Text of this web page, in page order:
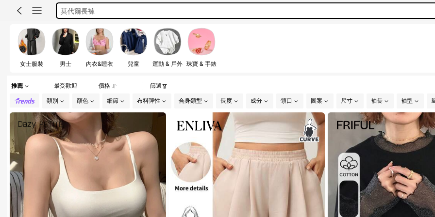
莫代爾長褲
女士服裝 男士 內衣&睡衣 兒童 運動 & 戶外 珠寶 & 手錶
推薦 最受歡迎 價格 篩選
類別 顏色 細節 布料彈性 合身類型 長度 成分 領口 圖案 尺寸 袖長 袖型